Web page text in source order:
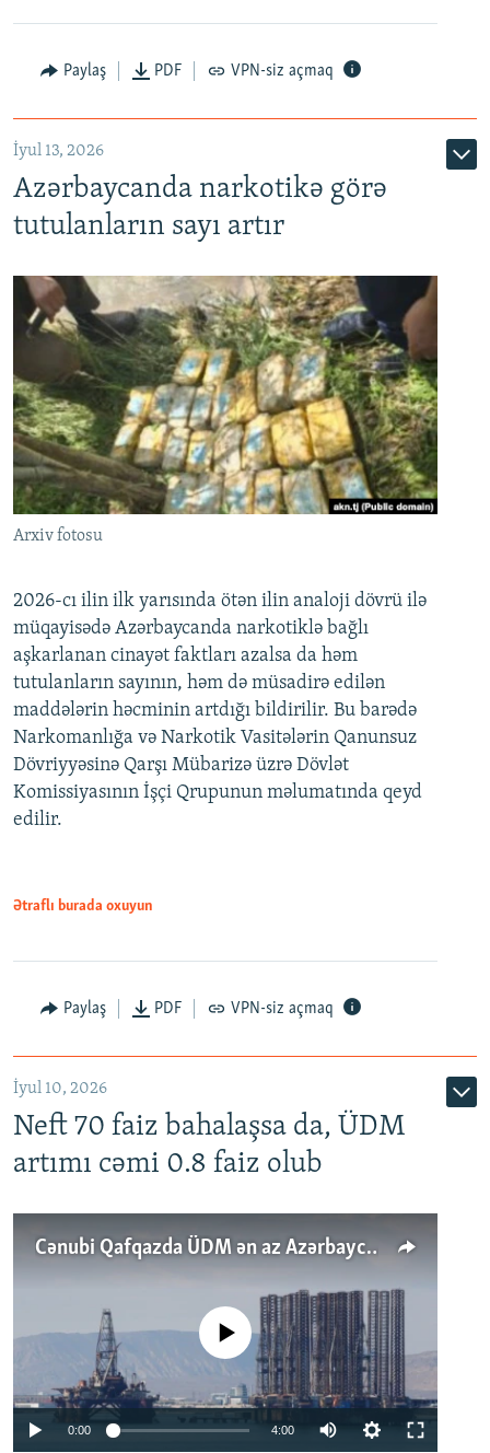
Paylaş PDF VPN-siz açmaq
İyul 13, 2026
Azərbaycanda narkotikə görə
tutulanların sayı artır
Arxiv fotosu
2026-cı ilin ilk yarısında ötən ilin analoji dövrü ilə
müqayisədə Azərbaycanda narkotiklə bağlı
aşkarlanan cinayət faktları azalsa da həm
tutulanların sayının, həm də müsadirə edilən
maddələrin həcminin artdığı bildirilir. Bu barədə
Narkomanlığa və Narkotik Vasitələrin Qanunsuz
Dövriyyəsinə Qarşı Mübarizə üzrə Dövlət
Komissiyasının İşçi Qrupunun məlumatında qeyd
edilir.
Ətraflı burada oxuyun
Paylaş PDF VPN-siz açmaq
İyul 10, 2026
Neft 70 faiz bahalaşsa da, ÜDM
artımı cəmi 0.8 faiz olub
Cənubi Qafqazda ÜDM ən az Azərbaycanda artır: Qonşuları niyə Bakını qabaqlaya bilir?
No media source currently available
0:00 4:00